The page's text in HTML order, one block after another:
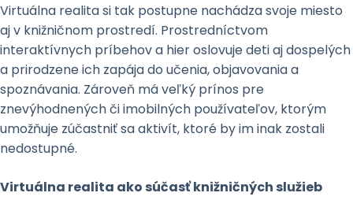
Virtuálna realita si tak postupne nachádza svoje miesto
aj v knižničnom prostredí. Prostredníctvom
interaktívnych príbehov a hier oslovuje deti aj dospelých
a prirodzene ich zapája do učenia, objavovania a
spoznávania. Zároveň má veľký prínos pre
znevýhodnených či imobilných používateľov, ktorým
umožňuje zúčastniť sa aktivít, ktoré by im inak zostali
nedostupné.
Virtuálna realita ako súčasť knižničných služieb